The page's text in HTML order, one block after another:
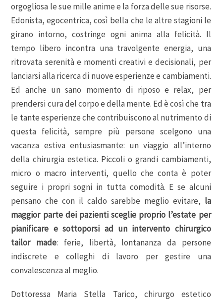
orgogliosa le sue mille anime e la forza delle sue risorse.
Edonista, egocentrica, così bella che le altre stagioni le
girano intorno, costringe ogni anima alla felicità. Il
tempo libero incontra una travolgente energia, una
ritrovata serenità e momenti creativi e decisionali, per
lanciarsi alla ricerca di nuove esperienze e cambiamenti.
Ed anche un sano momento di riposo e relax, per
prendersi cura del corpo e della mente. Ed è così che tra
le tante esperienze che contribuiscono al nutrimento di
questa felicità, sempre più persone scelgono una
vacanza estiva entusiasmante: un viaggio all’interno
della chirurgia estetica. Piccoli o grandi cambiamenti,
micro o macro interventi, quello che conta è poter
seguire i propri sogni in tutta comodità. E se alcuni
pensano che con il caldo sarebbe meglio evitare, la
maggior parte dei pazienti sceglie proprio l’estate per
pianificare e sottoporsi ad un intervento chirurgico
tailor made: ferie, libertà, lontananza da persone
indiscrete e colleghi di lavoro per gestire una
convalescenza al meglio.
Dottoressa Maria Stella Tarico, chirurgo estetico